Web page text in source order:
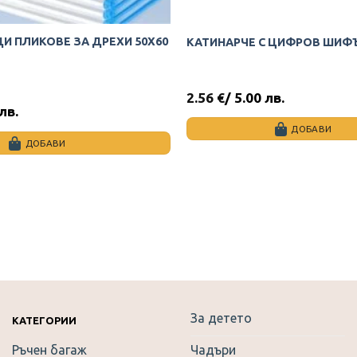
Time)
ПЛИКОВЕ ЗА ДРЕХИ 50Х60
ДОБАВИ
КАТИНАРЧЕ С ЦИФРОВ
2.56 €/ 5.00 лв.
ДОБАВИ
КАТЕГОРИИ
Ръчен багаж
За детето
Чадъри